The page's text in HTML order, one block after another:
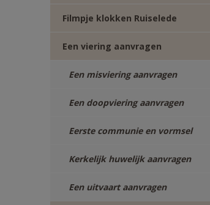
Filmpje klokken Ruiselede
Een viering aanvragen
Een misviering aanvragen
Een doopviering aanvragen
Eerste communie en vormsel
Kerkelijk huwelijk aanvragen
Een uitvaart aanvragen